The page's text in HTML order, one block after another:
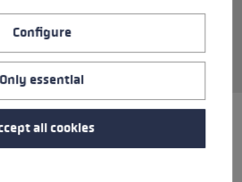
The rubber tips are suitable
the Speed Tip and are also
third-party brands.
Configure
Only essential
all cookies